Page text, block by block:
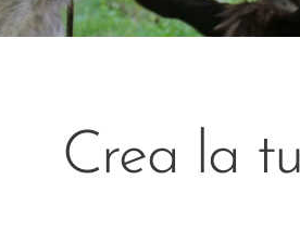
Crea la